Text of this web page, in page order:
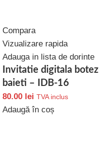
Compara
Vizualizare rapida
Adauga in lista de dorinte
Invitatie digitala botez
baieti – IDB-16
80.00 lei TVA inclus
Adaugă în coș